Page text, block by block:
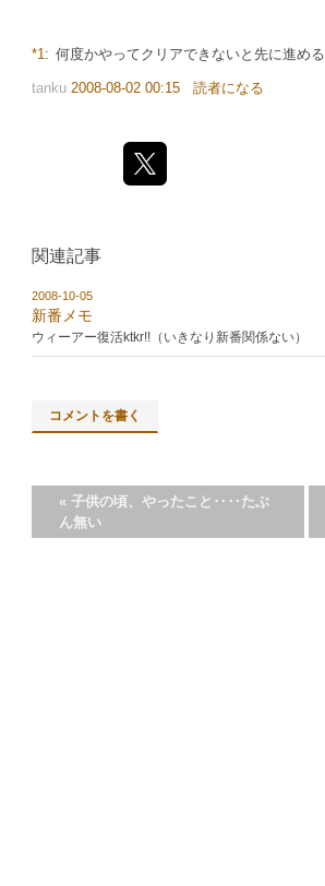
*1: 何度かやってクリアできないと先に進める
tanku 2008-08-02 00:15 読者になる
関連記事
2008-10-05
新番メモ
ウィーアー復活ktkr!!（いきなり新番関係ない）
コメントを書く
« 子供の頃、やったこと‥‥たぶ
ん無い